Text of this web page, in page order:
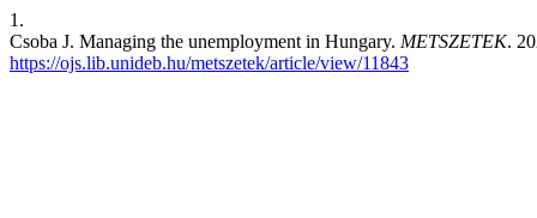
1.
Csoba J. Managing the unemployment in Hungary. METSZETEK.
https://ojs.lib.unideb.hu/metszetek/article/view/11843